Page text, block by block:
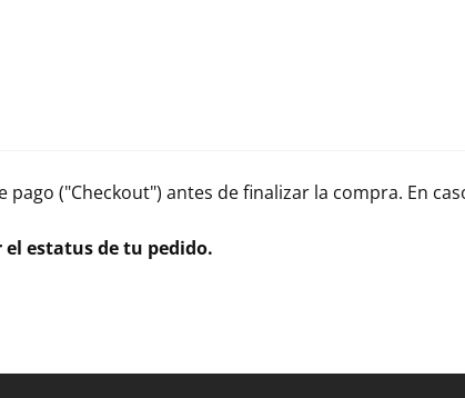
("Checkout") antes de finalizar la compra. En
estatus de tu pedido.